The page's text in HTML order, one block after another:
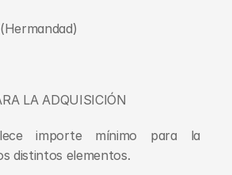
LA ADQUISICIÓN
importe mínimo para la
distintos elementos.